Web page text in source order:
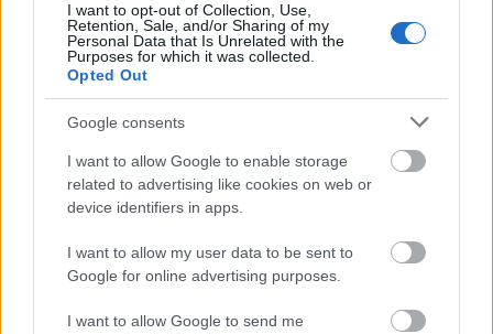
I want to opt-out of Collection, Use,
Retention, Sale, and/or Sharing of my
Personal Data that Is Unrelated with the
Purposes for which it was collected.
Opted Out
Google consents
I want to allow Google to enable storage
related to advertising like cookies on web or
device identifiers in apps.
I want to allow my user data to be sent to
Google for online advertising purposes.
I want to allow Google to send me
προσωπικό το γραφείο μας αναλαμβάνει
να σας κάνει την αίτηση ΧΩΡΙΣ ΛΑΘΗ,
έγκυρακαι
να«κλειδώσετε»τηνπρόσληψη ή τον
διορισμό.
Κάθε χρόνο περισσότεροι από 10.000
υποψήφιοι εμπιστεύονται το Proson.gr
για την αίτηση τους!